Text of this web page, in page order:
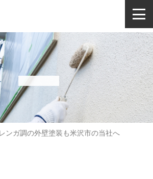
レンガ調の外壁塗装も米沢市の当社へ